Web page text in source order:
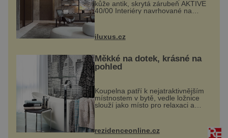
kůže antik, skrytá zárubeň AKTIVE
40/00 Interiéry navrhované na
zakázku často vyžadují atypické
rozměry nejen nábytku, ale i
otvorových prvků. Technické zázemí
dnes umož...
iluxus.cz
Měkké na dotek, krásné na
pohled
Koupelna patří k nejatraktivnějším
místnostem v bytě, vedle ložnice
slouží jako místo pro relaxaci a
odpočinek. Koupelnový textil –
ručníky, osušky a koberečky –
mohou jako mávnutím kouzelného
proutku...
rezidenceonline.cz